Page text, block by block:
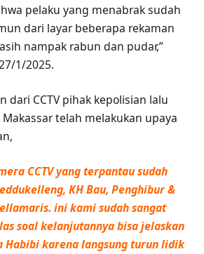
pelaku yang menabrak sudah
dari layar beberapa rekaman
nampak rabun dan pudar,”
1/2025.
dari CCTV pihak kepolisian lalu
telah melakukan upaya
CCTV yang terpantau sudah
KH Bau, Penghibur &
ini kami sudah sangat
soal kelanjutannya bisa jelaskan
Habibi karena langsung turun lidik